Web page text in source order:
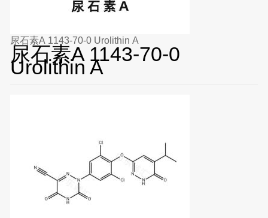
尿石素A 1143-70-0 Urolithin A
尿石素A 1143-70-0
Urolithin A